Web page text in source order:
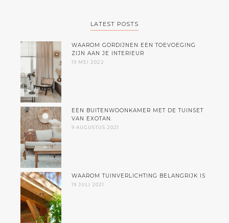
LATEST POSTS
WAAROM GORDIJNEN EEN TOEVOEGING
ZIJN AAN JE INTERIEUR
19 MEI 2022
EEN BUITENWOONKAMER MET DE TUINSET
VAN EXOTAN.
9 AUGUSTUS 2021
WAAROM TUINVERLICHTING BELANGRIJK IS
19 JULI 2021